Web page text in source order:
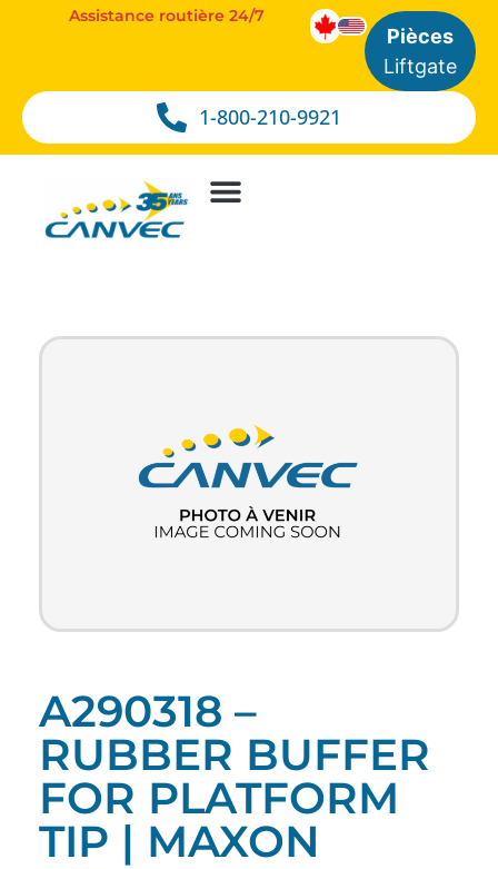
1-800-210-9921
Assistance routière 24/7
Pièces
Liftgate
A290318 –
RUBBER BUFFER
FOR PLATFORM
TIP | MAXON